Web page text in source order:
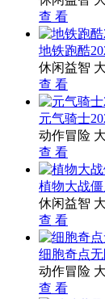
查 看
地铁跑酷
休闲益智
查 看
元气骑士
动作冒险
查 看
植物大战
休闲益智
查 看
细胞奇点
动作冒险
查 看